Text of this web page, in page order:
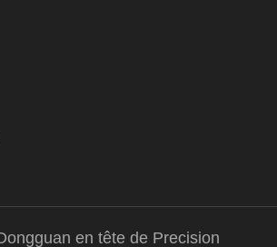
en tête de Precision